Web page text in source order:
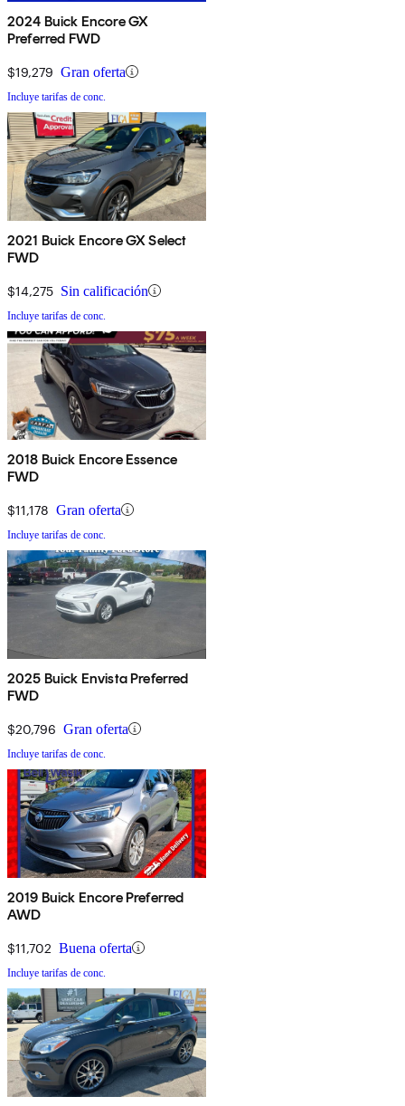
2024 Buick Encore GX
Preferred FWD
$19,279 Gran oferta
Incluye tarifas de conc.
2021 Buick Encore GX Select
FWD
$14,275 Sin calificación
Incluye tarifas de conc.
2018 Buick Encore Essence
FWD
$11,178 Gran oferta
Incluye tarifas de conc.
2025 Buick Envista Preferred
FWD
$20,796 Gran oferta
Incluye tarifas de conc.
2019 Buick Encore Preferred
AWD
$11,702 Buena oferta
Incluye tarifas de conc.